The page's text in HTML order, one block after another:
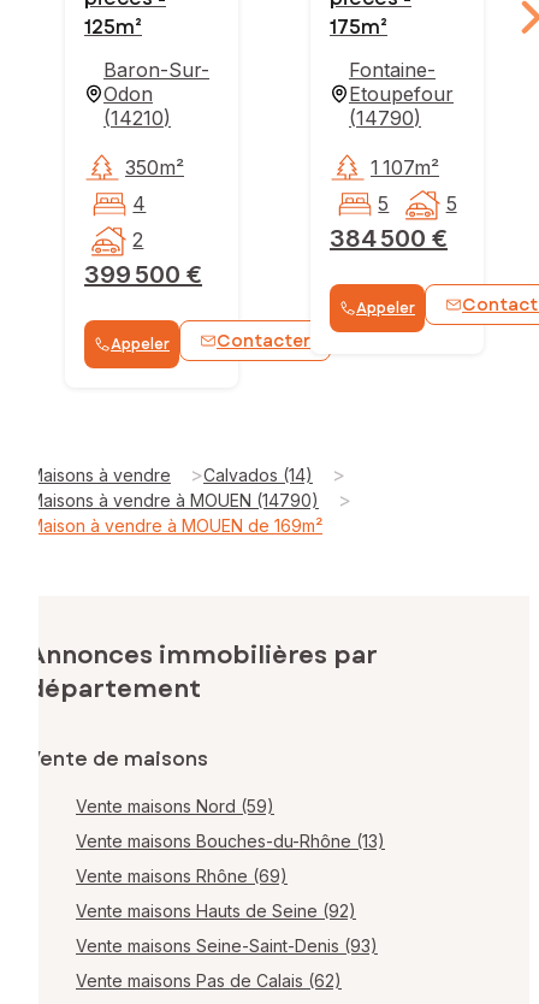
125m²
Baron-Sur-
Odon
(14210)
399 500 €
350m²
4
2
Appeler Contacter
175m²
Fontaine-
Etoupefour
(14790)
384 500 €
1 107m²
5
5
Appeler
Maisons à vendre >Calvados (14) >
Maisons à vendre à MOUEN (14790) >
Maison à vendre à MOUEN de 169m²
Annonces immobilières par
département
Vente de maisons
Vente maisons Nord (59)
Vente maisons Bouches-du-Rhône (13)
Vente maisons Rhône (69)
Vente maisons Hauts de Seine (92)
Vente maisons Seine-Saint-Denis (93)
Vente maisons Pas de Calais (62)